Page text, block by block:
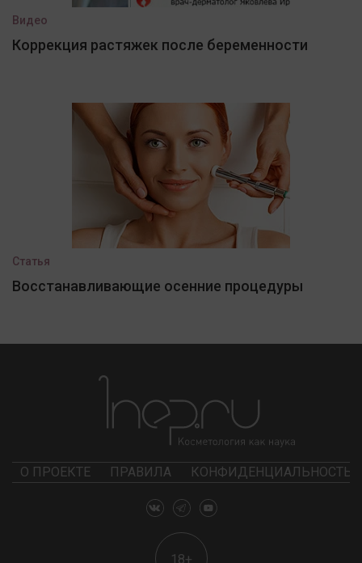
Видео
Коррекция растяжек после беременности
Статья
Восстанавливающие осенние процедуры
О ПРОЕКТЕ ПРАВИЛА КОНФИДЕНЦИАЛЬНОСТЬ
18+